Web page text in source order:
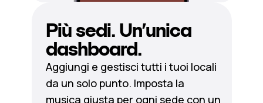
Più sedi. Un’unica
dashboard.
Aggiungi e gestisci tutti i tuoi locali
da un solo punto. Imposta la
musica giusta per ogni sede con un